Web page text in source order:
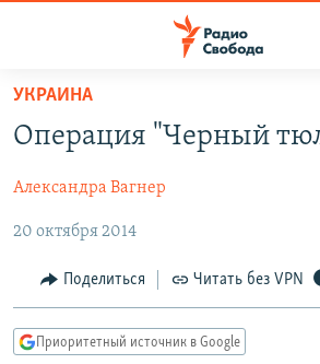
упрощенного
доступа
содержанию
Вернутся
главной
навигации
ПОДКАСТЫ
АВТОРСКИЕ ПРОЕКТЫ
ЦИТАТЫ СВОБОДЫ
МНЕНИЯ
КУЛЬТУРА
IDEL.РЕАЛИИ
УКРАИНА
Операция "Черный
Александра Вагнер
20 октября 2014
Поделиться Читать без VPN
Приоритетный источник в Google